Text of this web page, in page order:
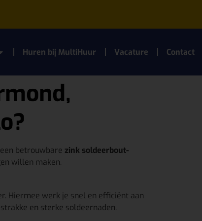
Huren bij MultiHuur Vacature Contact
betrouwbare zink soldeerbout-
willen maken.
Hiermee werk je snel en efficiënt aan
en sterke soldeernaden.